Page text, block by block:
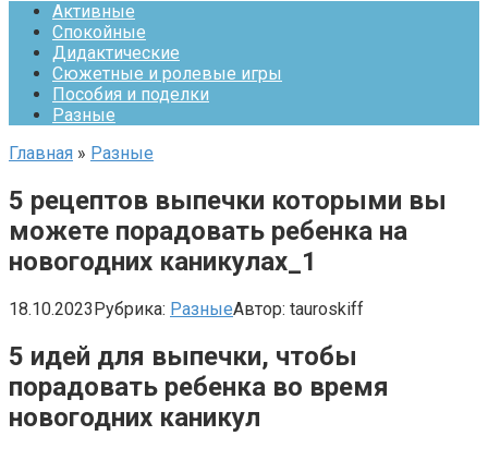
Активные
Спокойные
Дидактические
Сюжетные и ролевые игры
Пособия и поделки
Разные
Главная » Разные
5 рецептов выпечки которыми вы
можете порадовать ребенка на
новогодних каникулах_1
18.10.2023Рубрика: РазныеАвтор: tauroskiff
5 идей для выпечки, чтобы
порадовать ребенка во время
новогодних каникул